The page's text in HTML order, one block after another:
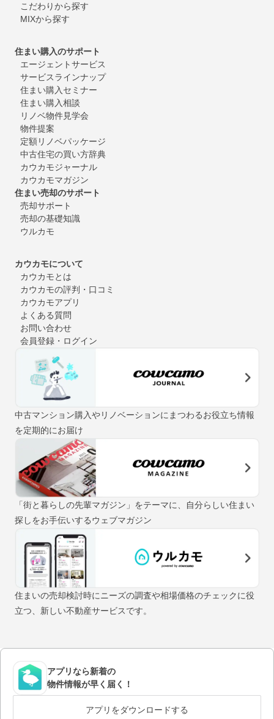
こだわりから探す
MIXから探す
住まい購入のサポート
エージェントサービス
サービスラインナップ
住まい購入セミナー
住まい購入相談
リノベ物件見学会
物件提案
定額リノベパッケージ
中古住宅の買い方辞典
カウカモジャーナル
カウカモマガジン
住まい売却のサポート
売却サポート
売却の基礎知識
ウルカモ
カウカモについて
カウカモとは
カウカモの評判・口コミ
カウカモアプリ
よくある質問
お問い合わせ
会員登録・ログイン
中古マンション購入やリノベーションにまつわるお役立ち情報
を定期的にお届け
「街と暮らしの先輩マガジン」をテーマに、自分らしい住まい
探しをお手伝いするウェブマガジン
住まいの売却検討時にニーズの調査や相場価格のチェックに役
立つ、新しい不動産サービスです。
アプリなら新着の
物件情報が早く届く！
アプリをダウンロードする